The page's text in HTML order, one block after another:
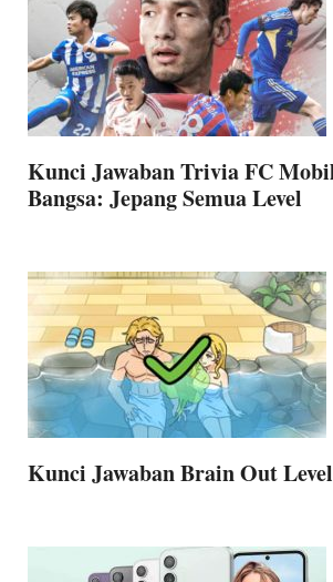
Kunci Jawaban Trivia FC
Bangsa: Jepang Semua Level
Kunci Jawaban Brain Out